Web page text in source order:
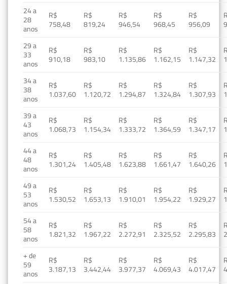
24 a
28
anos
R$
758,48
R$
819,24
R$
946,54
R$
968,45
R$
956,09
29 a
33
anos
R$
910,18
R$
983,10
R$
1.135,86
R$
1.162,15
R$
1.147,32
34 a
38
anos
R$
1.037,60
R$
1.120,72
R$
1.294,87
R$
1.324,84
R$
1.307,93
39 a
43
anos
R$
1.068,73
R$
1.154,34
R$
1.333,72
R$
1.364,59
R$
1.347,17
44 a
48
anos
R$
1.301,24
R$
1.405,48
R$
1.623,88
R$
1.661,47
R$
1.640,26
49 a
53
anos
R$
1.530,52
R$
1.653,13
R$
1.910,01
R$
1.954,22
R$
1.929,27
54 a
58
anos
R$
1.821,32
R$
1.967,22
R$
2.272,91
R$
2.325,52
R$
2.295,83
+ de
59
anos
R$
3.187,13
R$
3.442,44
R$
3.977,37
R$
4.069,43
R$
4.017,47